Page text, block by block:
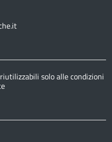
solo alle condizioni